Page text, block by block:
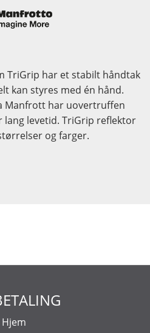
TriGrip har et stabilt håndtak
kan styres med én hånd.
Manfrott har uovertruffen
lang levetid. TriGrip reflektor
og farger.
Hjem